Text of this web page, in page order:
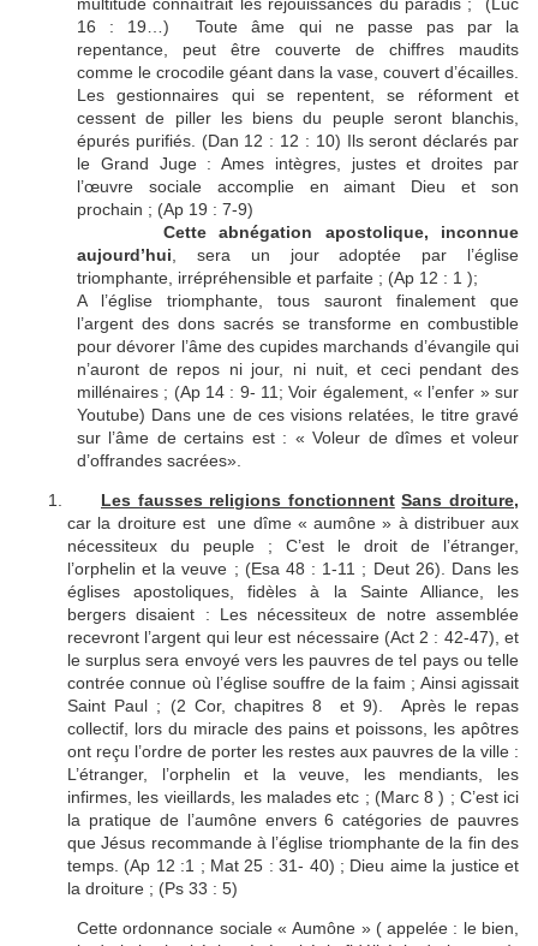
multitude connaîtrait les réjouissances du paradis ; (Luc
16 : 19…) Toute âme qui ne passe pas par la
repentance, peut être couverte de chiffres maudits
comme le crocodile géant dans la vase, couvert d’écailles.
Les gestionnaires qui se repentent, se réforment et
cessent de piller les biens du peuple seront blanchis,
épurés purifiés. (Dan 12 : 12 : 10) Ils seront déclarés par
le Grand Juge : Ames intègres, justes et droites par
l’œuvre sociale accomplie en aimant Dieu et son
prochain ; (Ap 19 : 7-9)
Cette abnégation apostolique, inconnue
aujourd’hui, sera un jour adoptée par l’église
triomphante, irrépréhensible et parfaite ; (Ap 12 : 1 );
A l’église triomphante, tous sauront finalement que
l’argent des dons sacrés se transforme en combustible
pour dévorer l’âme des cupides marchands d’évangile qui
n’auront de repos ni jour, ni nuit, et ceci pendant des
millénaires ; (Ap 14 : 9- 11; Voir également, « l’enfer » sur
Youtube) Dans une de ces visions relatées, le titre gravé
sur l’âme de certains est : « Voleur de dîmes et voleur
d’offrandes sacrées».
Les fausses religions fonctionnent Sans droiture,
car la droiture est une dîme « aumône » à distribuer aux
nécessiteux du peuple ; C’est le droit de l’étranger,
l’orphelin et la veuve ; (Esa 48 : 1-11 ; Deut 26). Dans les
églises apostoliques, fidèles à la Sainte Alliance, les
bergers disaient : Les nécessiteux de notre assemblée
recevront l’argent qui leur est nécessaire (Act 2 : 42-47), et
le surplus sera envoyé vers les pauvres de tel pays ou telle
contrée connue où l’église souffre de la faim ; Ainsi agissait
Saint Paul ; (2 Cor, chapitres 8 et 9). Après le repas
collectif, lors du miracle des pains et poissons, les apôtres
ont reçu l’ordre de porter les restes aux pauvres de la ville :
L’étranger, l’orphelin et la veuve, les mendiants, les
infirmes, les vieillards, les malades etc ; (Marc 8 ) ; C’est ici
la pratique de l’aumône envers 6 catégories de pauvres
que Jésus recommande à l’église triomphante de la fin des
temps. (Ap 12 :1 ; Mat 25 : 31- 40) ; Dieu aime la justice et
la droiture ; (Ps 33 : 5)
Cette ordonnance sociale « Aumône » ( appelée : le bien,